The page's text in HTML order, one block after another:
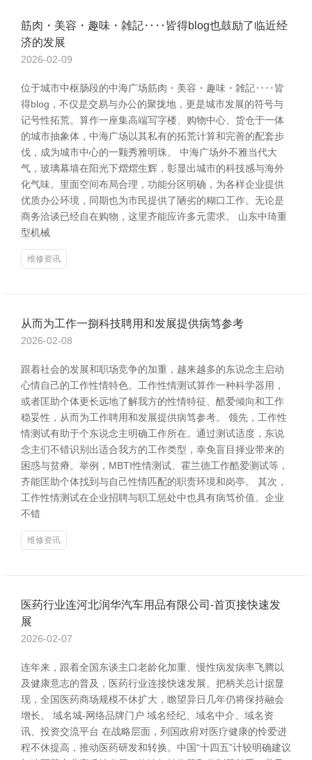
筋肉・美容・趣味・雑記‥‥皆得blog也鼓励了临近经
济的发展
2026-02-09
位于城市中枢肠段的中海广场筋肉・美容・趣味・雑記‥‥皆
得blog，不仅是交易与办公的聚拢地，更是城市发展的符号与
记号性拓荒。算作一座集高端写字楼、购物中心、货仓于一体
的城市抽象体，中海广场以其私有的拓荒计算和完善的配套步
伐，成为城市中心的一颗秀雅明珠。 中海广场外不雅当代大
气，玻璃幕墙在阳光下熠熠生辉，彰显出城市的科技感与海外
化气味。里面空间布局合理，功能分区明确，为各样企业提供
优质办公环境，同期也为市民提供了陋劣的糊口工作。无论是
商务洽谈已经自在购物，这里齐能应许多元需求。 山东中琦重
型机械
维修资讯
从而为工作一捌科技聘用和发展提供病笃参考
2026-02-08
跟着社会的发展和职场竞争的加重，越来越多的东说念主启动
心情自己的工作性情特色。工作性情测试算作一种科学器用，
或者匡助个体更长远地了解我方的性情特征、酷爱倾向和工作
稳妥性，从而为工作聘用和发展提供病笃参考。 领先，工作性
情测试有助于个东说念主明确工作所在。通过测试适度，东说
念主们不错识别出适合我方的工作类型，幸免盲目择业带来的
困惑与贫瘠。举例，MBTI性情测试、霍兰德工作酷爱测试等，
齐能匡助个体找到与自己性情匹配的职责环境和岗亭。 其次，
工作性情测试在企业招聘与职工惩处中也具有病笃价值。企业
不错
维修资讯
医药行业连河北润华汽车用品有限公司-首页接快速发
展
2026-02-07
连年来，跟着全国东谈主口老龄化加重、慢性病发病率飞腾以
及健康意志的普及，医药行业连接快速发展。把柄关总计据显
现，全国医药商场规模不休扩大，瞻望异日几年仍将保持融会
增长。 域名城-网络品牌门户 域名经纪、域名中介、域名资
讯、投资交流平台 在战略层面，列国政府对医疗健康的怜爱进
程不休提高，推动医药研发和转换。中国“十四五”计较明确建议